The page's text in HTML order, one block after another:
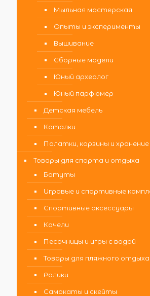
Мыльная мастерская
Опыты и эксперименты
Вышивание
Сборные модели
Юный археолог
Юный парфюмер
Детская мебель
Каталки
Палатки, корзины и
Товары для спорта и отдыха
Батуты
Игровые и спортивные
Спортивные аксессуары
Качели
Песочницы и игры с водой
Товары для пляжного отдыха
Ролики
Самокаты и скейты